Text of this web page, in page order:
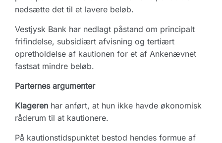
nedsætte det til et lavere beløb.
Vestjysk Bank har nedlagt påstand om principalt
frifindelse, subsidiært afvisning og tertiært
opretholdelse af kautionen for et af Ankenævnet
fastsat mindre beløb.
Parternes argumenter
Klageren har anført, at hun ikke havde økonomisk
råderum til at kautionere.
På kautionstidspunktet bestod hendes formue af